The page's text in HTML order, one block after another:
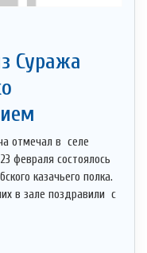
Суража
отмечал в селе
февраля состоялось
казачьего полка.
в зале поздравили с